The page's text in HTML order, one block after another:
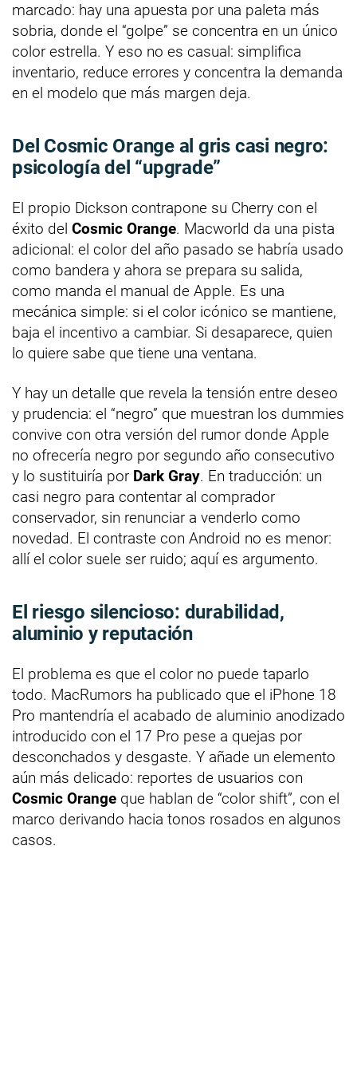
marcado: hay una apuesta por una paleta más
sobria, donde el “golpe” se concentra en un único
color estrella. Y eso no es casual: simplifica
inventario, reduce errores y concentra la demanda
en el modelo que más margen deja.
Del Cosmic Orange al gris casi negro:
psicología del “upgrade”
El propio Dickson contrapone su Cherry con el
éxito del Cosmic Orange. Macworld da una pista
adicional: el color del año pasado se habría usado
como bandera y ahora se prepara su salida,
como manda el manual de Apple. Es una
mecánica simple: si el color icónico se mantiene,
baja el incentivo a cambiar. Si desaparece, quien
lo quiere sabe que tiene una ventana.
Y hay un detalle que revela la tensión entre deseo
y prudencia: el “negro” que muestran los dummies
convive con otra versión del rumor donde Apple
no ofrecería negro por segundo año consecutivo
y lo sustituiría por Dark Gray. En traducción: un
casi negro para contentar al comprador
conservador, sin renunciar a venderlo como
novedad. El contraste con Android no es menor:
allí el color suele ser ruido; aquí es argumento.
El riesgo silencioso: durabilidad,
aluminio y reputación
El problema es que el color no puede taparlo
todo. MacRumors ha publicado que el iPhone 18
Pro mantendría el acabado de aluminio anodizado
introducido con el 17 Pro pese a quejas por
desconchados y desgaste. Y añade un elemento
aún más delicado: reportes de usuarios con
Cosmic Orange que hablan de “color shift”, con el
marco derivando hacia tonos rosados en algunos
casos.